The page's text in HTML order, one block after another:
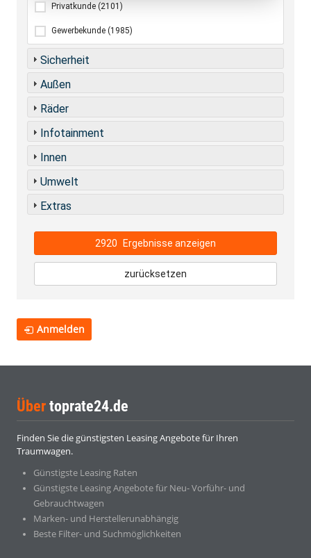
Privatkunde (2101)
Gewerbekunde (1985)
Sicherheit
Außen
Räder
Infotainment
Innen
Umwelt
Extras
2920 Ergebnisse anzeigen
zurücksetzen
Anmelden
Über toprate24.de
Finden Sie die günstigsten Leasing Angebote für Ihren
Traumwagen.
Günstigste Leasing Raten
Günstigste Leasing Angebote für Neu- Vorführ- und
Gebrauchtwagen
Marken- und Herstellerunabhängig
Beste Filter- und Suchmöglichkeiten